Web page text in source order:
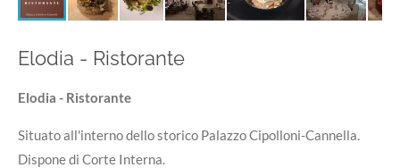
Elodia - Ristorante
Elodia - Ristorante
Situato all'interno dello storico Palazzo Cipolloni-Cannella.
Dispone di Corte Interna.